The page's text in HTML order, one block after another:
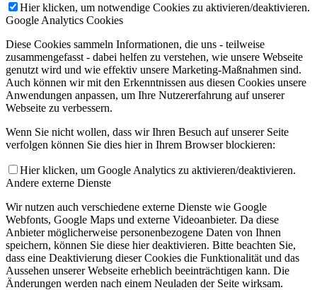
Hier klicken, um notwendige Cookies zu aktivieren/deaktivieren.
Google Analytics Cookies
Diese Cookies sammeln Informationen, die uns - teilweise
zusammengefasst - dabei helfen zu verstehen, wie unsere Webseite
genutzt wird und wie effektiv unsere Marketing-Maßnahmen sind.
Auch können wir mit den Erkenntnissen aus diesen Cookies unsere
Anwendungen anpassen, um Ihre Nutzererfahrung auf unserer
Webseite zu verbessern.
Wenn Sie nicht wollen, dass wir Ihren Besuch auf unserer Seite
verfolgen können Sie dies hier in Ihrem Browser blockieren:
Hier klicken, um Google Analytics zu aktivieren/deaktivieren.
Andere externe Dienste
Wir nutzen auch verschiedene externe Dienste wie Google
Webfonts, Google Maps und externe Videoanbieter. Da diese
Anbieter möglicherweise personenbezogene Daten von Ihnen
speichern, können Sie diese hier deaktivieren. Bitte beachten Sie,
dass eine Deaktivierung dieser Cookies die Funktionalität und das
Aussehen unserer Webseite erheblich beeinträchtigen kann. Die
Änderungen werden nach einem Neuladen der Seite wirksam.